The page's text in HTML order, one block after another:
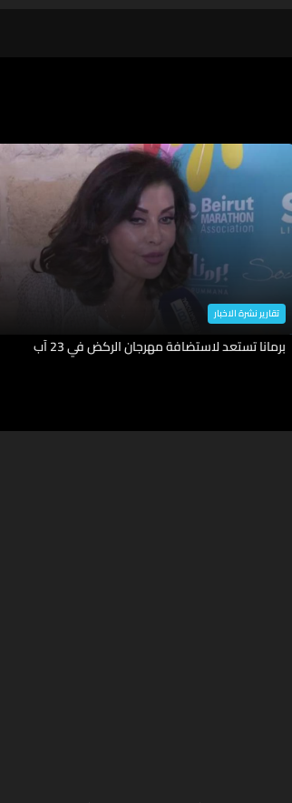
تقارير نشرة الاخبار
برمانا تستعد لاستضافة مهرجان الركض في 23 آب